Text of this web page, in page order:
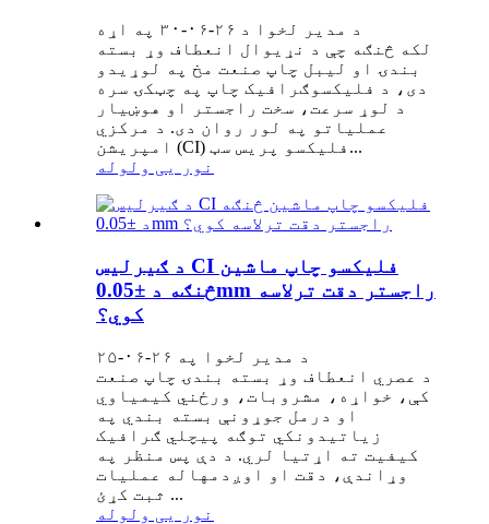
د مدیر لخوا د ۲۶-۰۶-۳۰ په اړه
لکه څنګه چې د نړیوال انعطاف وړ بسته
بندۍ او لیبل چاپ صنعت مخ په لوړیدو
دی، د فلیکسوګرافیک چاپ په چټکۍ سره
د لوړ سرعت، سخت راجستر او هوښیار
عملیاتو په لور روان دی. د مرکزي
امپریشن (CI) فلیکسو پریس سټ...
نور یی ولوله
د ګیرلیس CI فلیکسو چاپ ماشین
څنګه د ±0.05mm راجستر دقت ترلاسه
کوي؟
د مدیر لخوا په ۲۶-۰۶-۲۵
د عصري انعطاف وړ بسته بندۍ چاپ صنعت
کې، خواړه، مشروبات، ورځني کیمیاوي
او درمل جوړونې بسته بندي په
زیاتیدونکي توګه پیچلي ګرافیک
کیفیت ته اړتیا لري. د دې پس منظر په
وړاندې، دقت او اوږدمهاله عملیات
ثبت کړئ ...
نور یی ولوله